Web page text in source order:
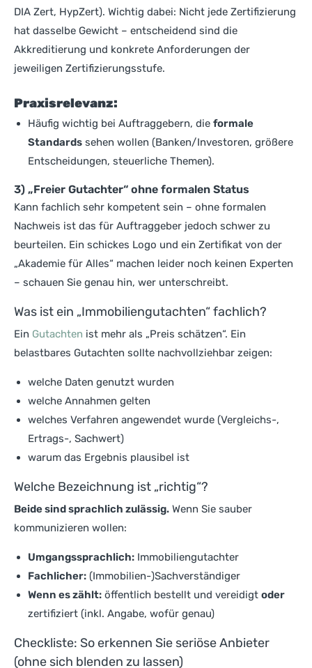
DIA Zert, HypZert). Wichtig dabei: Nicht jede Zertifizierung
hat dasselbe Gewicht – entscheidend sind die
Akkreditierung und konkrete Anforderungen der
jeweiligen Zertifizierungsstufe.
Praxisrelevanz:
Häufig wichtig bei Auftraggebern, die formale
Standards sehen wollen (Banken/Investoren, größere
Entscheidungen, steuerliche Themen).
3) „Freier Gutachter“ ohne formalen Status
Kann fachlich sehr kompetent sein – ohne formalen
Nachweis ist das für Auftraggeber jedoch schwer zu
beurteilen. Ein schickes Logo und ein Zertifikat von der
„Akademie für Alles“ machen leider noch keinen Experten
– schauen Sie genau hin, wer unterschreibt.
Was ist ein „Immobiliengutachten“ fachlich?
Ein Gutachten ist mehr als „Preis schätzen“. Ein
belastbares Gutachten sollte nachvollziehbar zeigen:
welche Daten genutzt wurden
welche Annahmen gelten
welches Verfahren angewendet wurde (Vergleichs-,
Ertrags-, Sachwert)
warum das Ergebnis plausibel ist
Welche Bezeichnung ist „richtig“?
Beide sind sprachlich zulässig. Wenn Sie sauber
kommunizieren wollen:
Umgangssprachlich: Immobiliengutachter
Fachlicher: (Immobilien-)Sachverständiger
Wenn es zählt: öffentlich bestellt und vereidigt oder
zertifiziert (inkl. Angabe, wofür genau)
Checkliste: So erkennen Sie seriöse Anbieter
(ohne sich blenden zu lassen)